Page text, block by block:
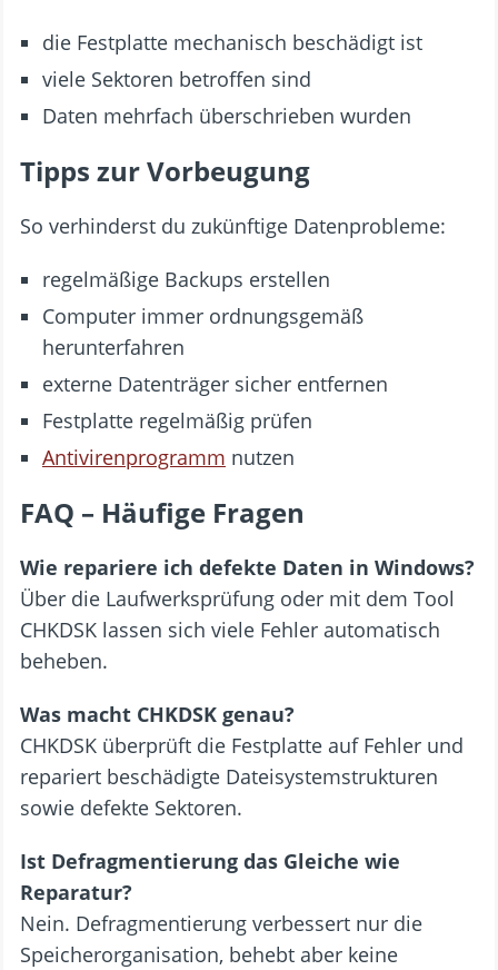
die Festplatte mechanisch beschädigt ist
viele Sektoren betroffen sind
Daten mehrfach überschrieben wurden
Tipps zur Vorbeugung
So verhinderst du zukünftige Datenprobleme:
regelmäßige Backups erstellen
Computer immer ordnungsgemäß
herunterfahren
externe Datenträger sicher entfernen
Festplatte regelmäßig prüfen
Antivirenprogramm nutzen
FAQ – Häufige Fragen
Wie repariere ich defekte Daten in Windows?
Über die Laufwerksprüfung oder mit dem Tool
CHKDSK lassen sich viele Fehler automatisch
beheben.
Was macht CHKDSK genau?
CHKDSK überprüft die Festplatte auf Fehler und
repariert beschädigte Dateisystemstrukturen
sowie defekte Sektoren.
Ist Defragmentierung das Gleiche wie
Reparatur?
Nein. Defragmentierung verbessert nur die
Speicherorganisation, behebt aber keine